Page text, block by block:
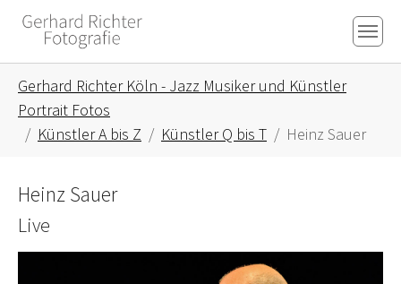
Skip to main content
Skip to page footer
Gerhard Richter Köln - Jazz Musiker und Künstler
Portrait Fotos
Künstler A bis Z
Künstler Q bis T Heinz Sauer
Heinz Sauer
Live